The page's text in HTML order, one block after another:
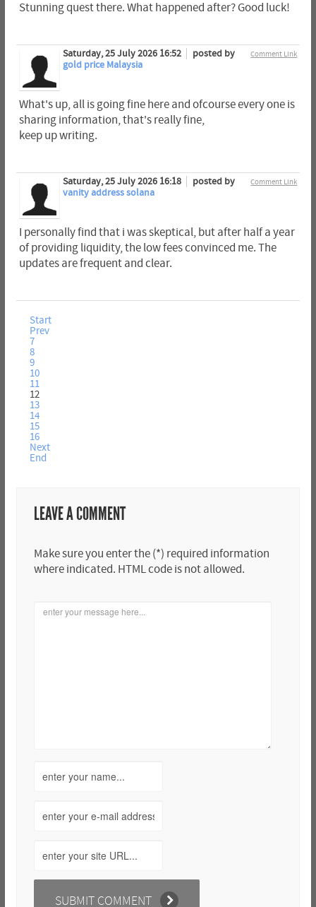
Stunning quest there. What happened after? Good luck!
Comment Link
Saturday, 25 July 2026 16:52
posted by
gold price Malaysia
What's up, all is going fine here and ofcourse every one is
sharing information, that's really fine,
keep up writing.
Comment Link
Saturday, 25 July 2026 16:18
posted by
vanity address solana
I personally find that i was skeptical, but after half a year
of providing liquidity, the low fees convinced me. The
updates are frequent and clear.
Start
Prev
7
8
9
10
11
12
13
14
15
16
Next
End
LEAVE A COMMENT
Make sure you enter the (*) required information
where indicated. HTML code is not allowed.